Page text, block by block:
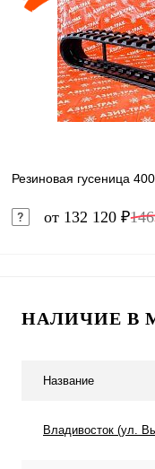
Купить в 1 клик
В избранное
Резиновая гусеница
от 132 120 ₽
Купить в 1 клик
НАЛИЧИЕ В
Название
Владивосток (ул.